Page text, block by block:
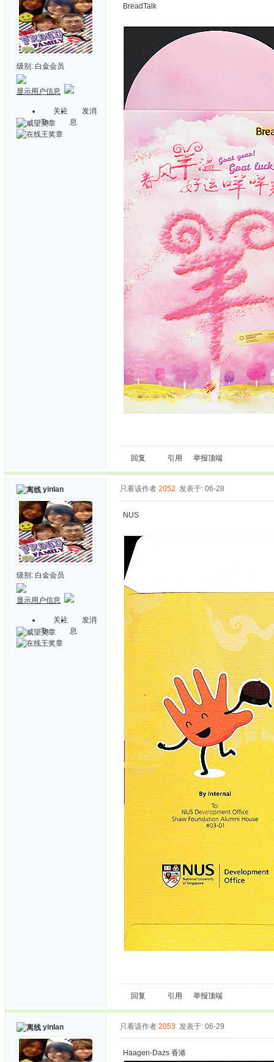
级别: 白金会员
显示用户信息
关注
Ta
发消
息
BreadTalk
回复 引用 举报顶端
yinlan
级别: 白金会员
显示用户信息
关注
Ta
发消
息
只看该作者 2052 发表于: 06-28
NUS
回复 引用 举报顶端
yinlan 只看该作者 2053 发表于: 06-29
Haagen-Dazs 香港